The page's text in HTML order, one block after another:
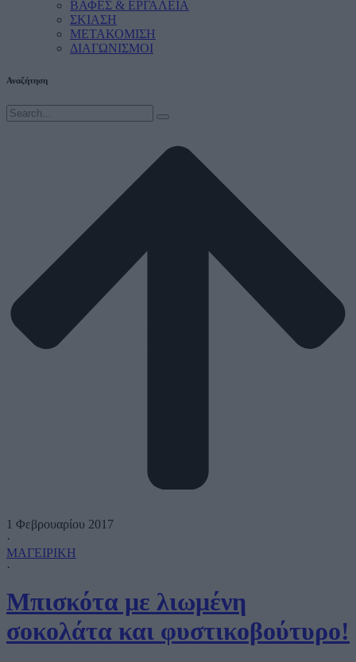
ΒΑΦΕΣ & ΕΡΓΑΛΕΙΑ
ΣΚΙΑΣΗ
ΜΕΤΑΚΟΜΙΣΗ
ΔΙΑΓΩΝΙΣΜΟΙ
Αναζήτηση
1 Φεβρουαρίου 2017
·
ΜΑΓΕΙΡΙΚΗ
·
Μπισκότα με λιωμένη
σοκολάτα και φυστικοβούτυρο!